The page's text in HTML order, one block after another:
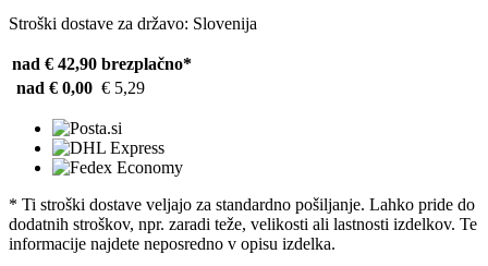
Stroški dostave za državo: Slovenija
nad € 42,90 brezplačno*
nad € 0,00 € 5,29
* Ti stroški dostave veljajo za standardno pošiljanje. Lahko pride do
dodatnih stroškov, npr. zaradi teže, velikosti ali lastnosti izdelkov. Te
informacije najdete neposredno v opisu izdelka.